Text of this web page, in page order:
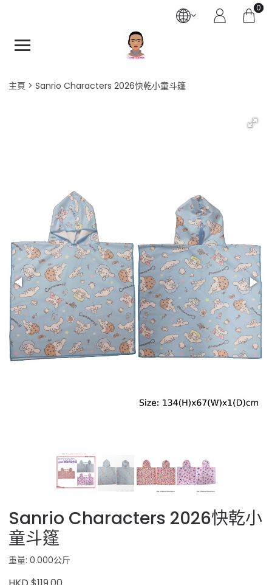
0
主頁 Sanrio Characters 2026快乾小童斗篷
Sanrio Characters 2026快乾小
童斗篷
重量: 0.000公斤